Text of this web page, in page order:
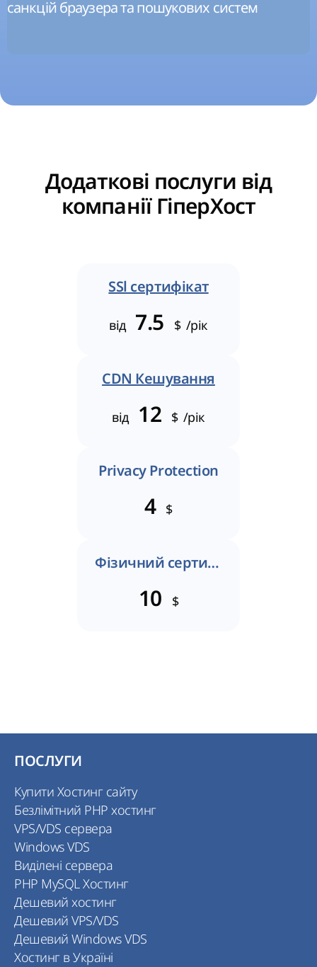
санкцій браузера та пошукових систем
Додаткові послуги від
компанії ГіперХост
SSl сертифікат
від 7.5 $ /рік
CDN Кешування
від 12 $ /рік
Privacy Protection
4 $
Фізичний сертифікат
10 $
ПОСЛУГИ
Купити Хостинг сайту
Безлімітний PHP хостинг
VPS/VDS сервера
Windows VDS
Виділені сервера
PHP MySQL Хостинг
Дешевий хостинг
Дешевий VPS/VDS
Дешевий Windows VDS
Хостинг в Україні